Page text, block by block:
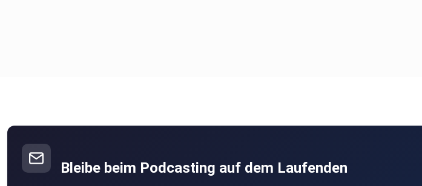
Bleibe beim Podcasting auf dem Laufenden